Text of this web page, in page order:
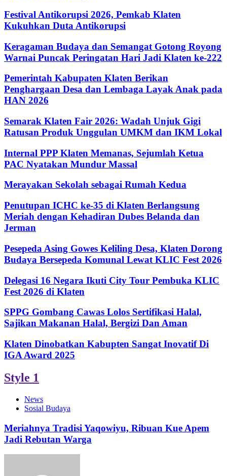
Festival Antikorupsi 2026, Pemkab Klaten
Kukuhkan Duta Antikorupsi
Keragaman Budaya dan Semangat Gotong Royong
Warnai Puncak Peringatan Hari Jadi Klaten ke-222
Pemerintah Kabupaten Klaten Berikan
Penghargaan Desa dan Lembaga Layak Anak pada
HAN 2026
Semarak Klaten Fair 2026: Wadah Unjuk Gigi
Ratusan Produk Unggulan UMKM dan IKM Lokal
Internal PPP Klaten Memanas, Sejumlah Ketua
PAC Nyatakan Mundur Massal
Merayakan Sekolah sebagai Rumah Kedua
Penutupan ICHC ke-35 di Klaten Berlangsung
Meriah dengan Kehadiran Dubes Belanda dan
Jerman
Pesepeda Asing Gowes Keliling Desa, Klaten Dorong
Budaya Bersepeda Komunal Lewat KLIC Fest 2026
Delegasi 16 Negara Ikuti City Tour Pembuka KLIC
Fest 2026 di Klaten
SPPG Gombang Cawas Lolos Sertifikasi Halal,
Sajikan Makanan Halal, Bergizi Dan Aman
Klaten Dinobatkan Kabupten Sangat Inovatif Di
IGA Award 2025
Style 1
News
Sosial Budaya
Meriahnya Tradisi Yaqowiyu, Ribuan Kue Apem
Jadi Rebutan Warga